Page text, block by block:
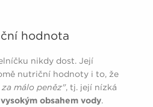
hodnota
nikdy dost. Její
nutriční hodnoty i to, že
málo peněz", tj. její nízká
vysokým obsahem vody.